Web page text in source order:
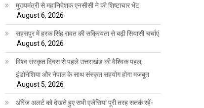
मुख्यमंत्री से महानिदेशक एनसीसी ने की शिष्टाचार भेंट
August 6, 2026
सहसपुर में हरक सिंह रावत की सक्रियता से बढ़ी सियासी चर्चाएं
August 6, 2026
विश्व संस्कृत दिवस से पहले उत्तराखंड की वैश्विक पहल,
इंडोनेशिया और नेपाल के साथ संस्कृत सहयोग होगा मजबूत
August 5, 2026
ऑरेंज अलर्ट को देखते हुए सभी एजेंसियां पूरी तरह सतर्क रहें-